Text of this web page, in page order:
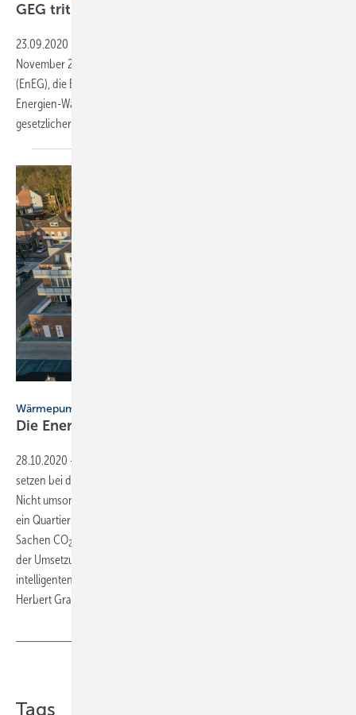
GEG tritt in
23.09.2020
November 2020 in Kraft tritt, ersetzt es das Energieeinspargesetz
(EnEG), die Energieeinsparverordnung (EnEV) und das Erneuerbare-
Energien-Wärmegesetz (EEWärmeG). Durch diese Zusammenführung
gesetzlicher Grundlagen soll noch besser erreicht werden,
Wärmepumpen in Nahwärmenetzen
Die Energiewende im
28.10.2020 -
setzen bei der Energieversorgung zunehmend auf Quartierslösungen.
Nicht umsonst soll im Gebäudeenergiegesetz (GEG) bis Anfang 2023
ein Quartiersansatz eingeführt werden, um hier mehr Flexibilität in ­
Sachen CO2
der Umsetzung steht schon heute oft die Kombination von
intelligenten Nahwärmenetzen mit Wärmepumpen im Mittelpunkt. →
HerbertGrab
Tags